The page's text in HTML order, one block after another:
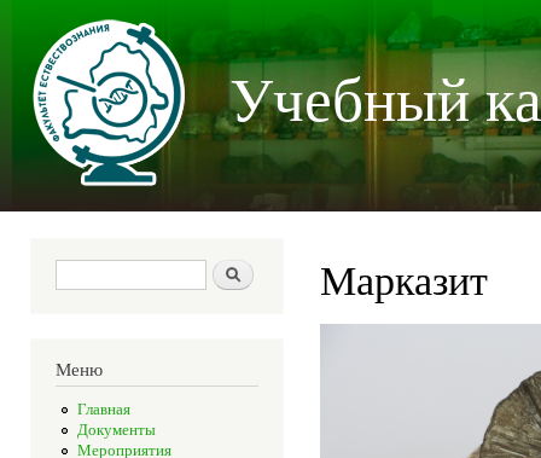
Учебный
Форма поиска Поиск
Меню
Главная
Документы
Мероприятия
Марказит